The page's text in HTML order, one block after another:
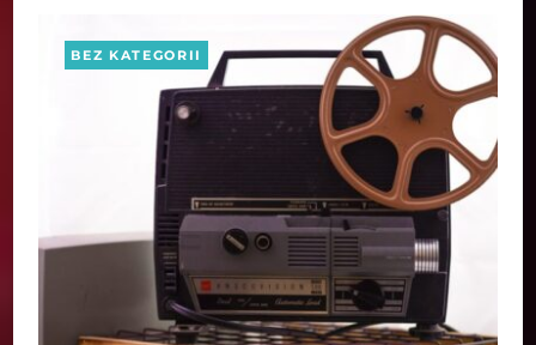
BEZ KATEGORII